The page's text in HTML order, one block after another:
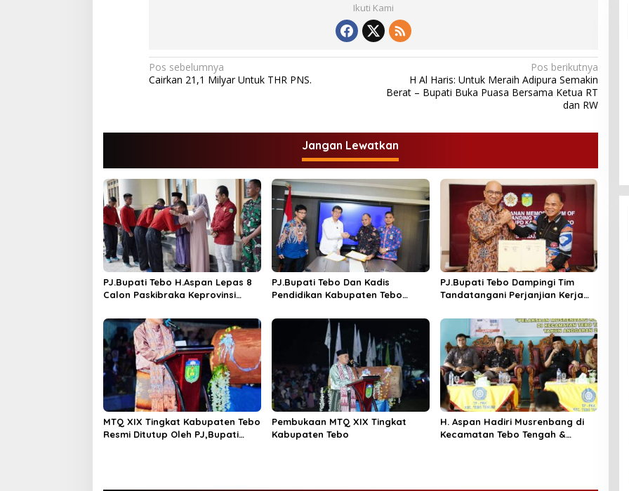
Ikuti Kami
N
a
i
a
i
p
o
s
Pos sebelumnya
Cairkan 21,1 Milyar Untuk THR PNS.
Pos berikutnya
H Al Haris: Untuk Meraih Adipura Semakin
Berat – Bupati Buka Puasa Bersama Ketua RT
dan RW
Jangan Lewatkan
PJ.Bupati Tebo H.Aspan Lepas 8
Calon Paskibraka Keprovinsi
PJ.Bupati Tebo Dan Kadis
Pendidikan Kabupaten Tebo
GASING
PJ.Bupati Tebo Dampingi Tim
Tandatangani Perjanjian Kerja
RPJPD 2025 – 2045
MTQ XIX Tingkat Kabupaten Tebo
Resmi Ditutup Oleh PJ,Bupati
Pembukaan MTQ XIX Tingkat
Kabupaten Tebo
H. Aspan Hadiri Musrenbang di
Kecamatan Tebo Tengah &
Gelar Acara Peringatan HUT Ke-
Perubahan”